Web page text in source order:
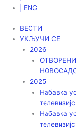
| ENG
ВЕСТИ
УКЉУЧИ СЕ!
2026
2025
Набавка
Набавка